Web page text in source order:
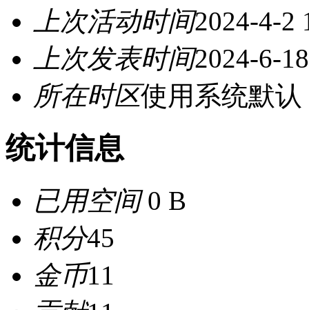
上次活动时间2024-4-2
上次发表时间2024-6-
所在时区使用系统默认
统计信息
已用空间0 B
积分45
金币11